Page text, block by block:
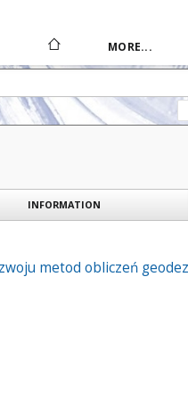
MORE...
INFORMATION
metod obliczeń